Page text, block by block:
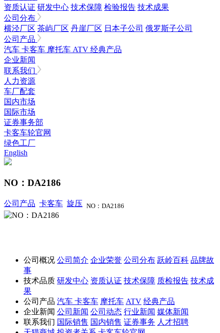
资质认证 研发中心 技术保障 检验报告 技术成果
公司分布
横泾厂区 茶屿厂区 丹崖厂区 日本子公司 俄罗斯子公司
公司产品
汽车 卡客车 摩托车 ATV 经典产品
企业新闻
联系我们
人力资源
车厂配套
国内市场
国际市场
证券事务部
卡客车轮官网
绿色工厂
English
NO：DA2186
公司产品 卡客车 旋压 NO：DA2186
公司概况 公司简介 企业荣誉 公司分布 跃岭百科 品牌故
事
技术品质 研发中心 资质认证 技术保障 质检报告 技术成
果
公司产品 汽车 卡客车 摩托车 ATV 经典产品
企业新闻 公司新闻 公司动态 行业新闻 媒体新闻
联系我们 国际销售 国内销售 证券事务 人才招聘